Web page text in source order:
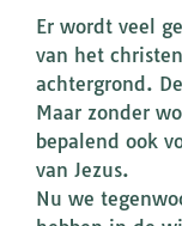
Er wordt veel
van het
achtergrond.
Maar zonder
bepalend ook
van Jezus.
Nu we